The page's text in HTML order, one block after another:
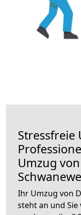
Stressfreie
Umzug
Ihr Umzug von
steht an und Sie